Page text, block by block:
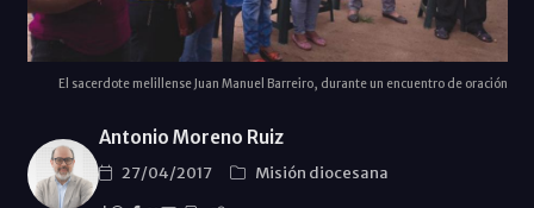
El sacerdote melillense Juan Manuel Barreiro, durante un encuentro de oración
Antonio Moreno Ruiz
27/04/2017
Misión diocesana